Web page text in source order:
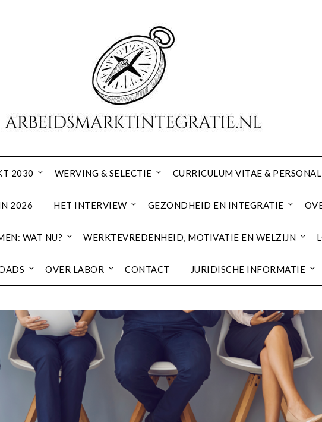
2030 WERVING & SELECTIE CURRICULUM VITAE &
2026 HET INTERVIEW GEZONDHEID EN INTEGRATIE
WAT NU? WERKTEVREDENHEID, MOTIVATIE EN WELZIJN
OVER LABOR CONTACT JURIDISCHE INFORMATIE